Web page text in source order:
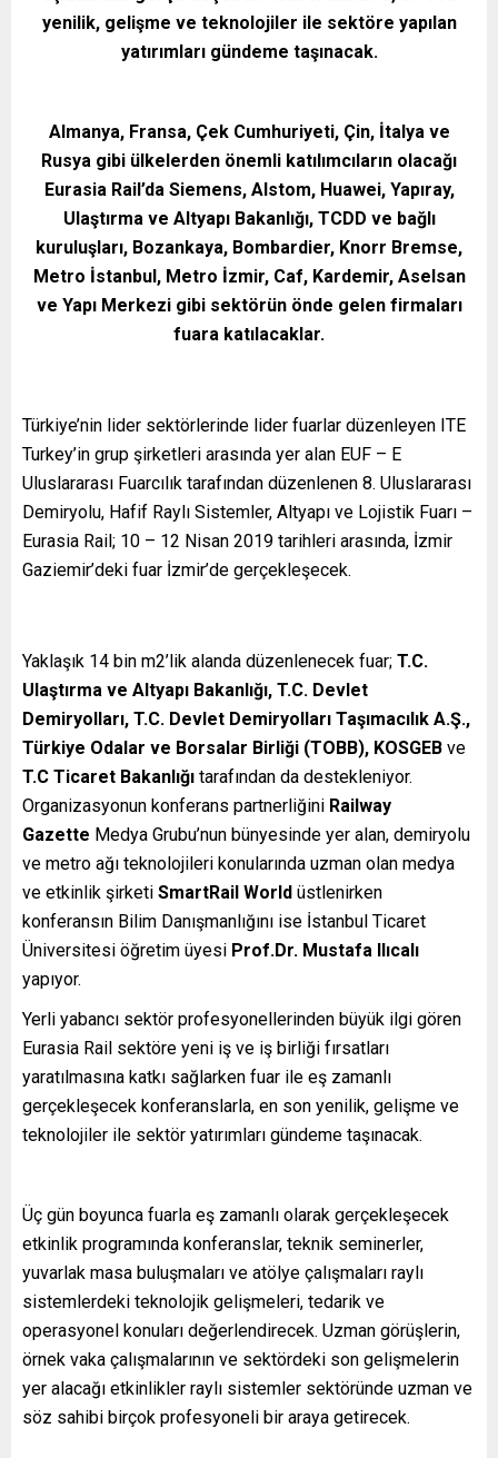
yenilik, gelişme ve teknolojiler ile sektöre yapılan
yatırımları gündeme taşınacak.
Almanya, Fransa, Çek Cumhuriyeti, Çin, İtalya ve
Rusya gibi ülkelerden önemli katılımcıların olacağı
Eurasia Rail’da Siemens, Alstom, Huawei, Yapıray,
Ulaştırma ve Altyapı Bakanlığı, TCDD ve bağlı
kuruluşları, Bozankaya, Bombardier, Knorr Bremse,
Metro İstanbul, Metro İzmir, Caf, Kardemir, Aselsan
ve Yapı Merkezi gibi sektörün önde gelen firmaları
fuara katılacaklar.
Türkiye’nin lider sektörlerinde lider fuarlar düzenleyen ITE
Turkey’in grup şirketleri arasında yer alan EUF – E
Uluslararası Fuarcılık tarafından düzenlenen 8. Uluslararası
Demiryolu, Hafif Raylı Sistemler, Altyapı ve Lojistik Fuarı –
Eurasia Rail; 10 – 12 Nisan 2019 tarihleri arasında, İzmir
Gaziemir’deki fuar İzmir’de gerçekleşecek.
Yaklaşık 14 bin m2’lik alanda düzenlenecek fuar; T.C.
Ulaştırma ve Altyapı Bakanlığı, T.C. Devlet
Demiryolları, T.C. Devlet Demiryolları Taşımacılık A.Ş.,
Türkiye Odalar ve Borsalar Birliği (TOBB), KOSGEB ve
T.C Ticaret Bakanlığı tarafından da destekleniyor.
Organizasyonun konferans partnerliğini Railway
Gazette Medya Grubu’nun bünyesinde yer alan, demiryolu
ve metro ağı teknolojileri konularında uzman olan medya
ve etkinlik şirketi SmartRail World üstlenirken
konferansın Bilim Danışmanlığını ise İstanbul Ticaret
Üniversitesi öğretim üyesi Prof.Dr. Mustafa Ilıcalı
yapıyor.
Yerli yabancı sektör profesyonellerinden büyük ilgi gören
Eurasia Rail sektöre yeni iş ve iş birliği fırsatları
yaratılmasına katkı sağlarken fuar ile eş zamanlı
gerçekleşecek konferanslarla, en son yenilik, gelişme ve
teknolojiler ile sektör yatırımları gündeme taşınacak.
Üç gün boyunca fuarla eş zamanlı olarak gerçekleşecek
etkinlik programında konferanslar, teknik seminerler,
yuvarlak masa buluşmaları ve atölye çalışmaları raylı
sistemlerdeki teknolojik gelişmeleri, tedarik ve
operasyonel konuları değerlendirecek. Uzman görüşlerin,
örnek vaka çalışmalarının ve sektördeki son gelişmelerin
yer alacağı etkinlikler raylı sistemler sektöründe uzman ve
söz sahibi birçok profesyoneli bir araya getirecek.